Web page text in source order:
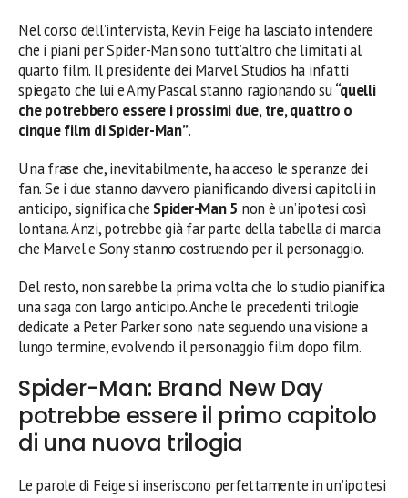
Nel corso dell’intervista, Kevin Feige ha lasciato intendere
che i piani per Spider-Man sono tutt’altro che limitati al
quarto film. Il presidente dei Marvel Studios ha infatti
spiegato che lui e Amy Pascal stanno ragionando su“quelli
che potrebbero essere i prossimi due, tre, quattro o
cinque film di Spider-Man”.
Una frase che, inevitabilmente, ha acceso le speranze dei
fan. Se i due stanno davvero pianificando diversi capitoli in
anticipo, significa che Spider-Man 5 non è un’ipotesi così
lontana. Anzi, potrebbe già far parte della tabella di marcia
che Marvel e Sony stanno costruendo per il personaggio.
Del resto, non sarebbe la prima volta che lo studio pianifica
una saga con largo anticipo. Anche le precedenti trilogie
dedicate a Peter Parker sono nate seguendo una visione a
lungo termine, evolvendo il personaggio film dopo film.
Spider-Man: Brand New Day
potrebbe essere il primo capitolo
di una nuova trilogia
Le parole di Feige si inseriscono perfettamente in un’ipotesi